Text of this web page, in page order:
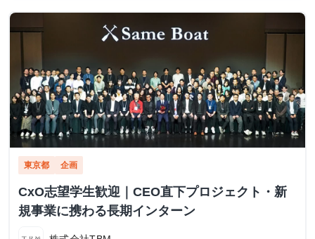
東京都 企画
CxO志望学生歓迎｜CEO直下プロジェクト・新
規事業に携わる長期インターン